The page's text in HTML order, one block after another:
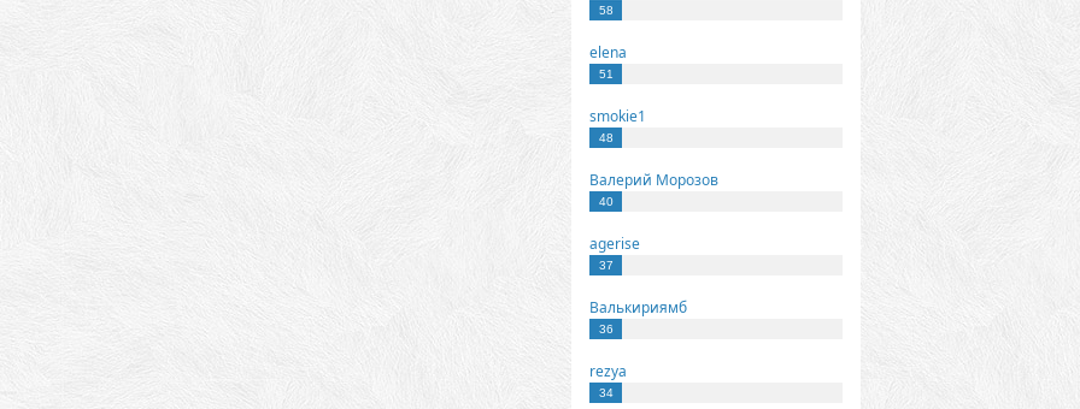
58
elena
51
smokie1
48
Валерий Морозов
40
agerise
37
Валькириямб
36
rezya
34